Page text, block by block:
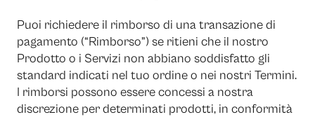
Puoi richiedere il rimborso di una transazione di
pagamento (“Rimborso”) se ritieni che il nostro
Prodotto o i Servizi non abbiano soddisfatto gli
standard indicati nel tuo ordine o nei nostri Termini.
I rimborsi possono essere concessi a nostra
discrezione per determinati prodotti, in conformità